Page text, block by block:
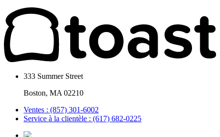
333 Summer Street
Boston, MA 02210
Ventes : (857) 301-6002
Service à la clientèle : (617) 682-0225